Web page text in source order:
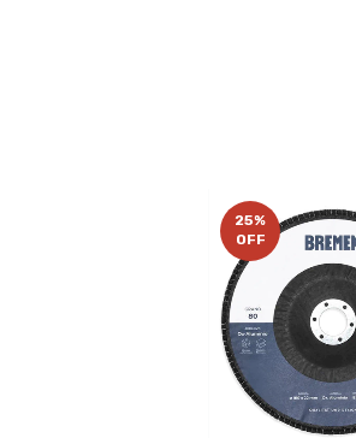
25%
OFF